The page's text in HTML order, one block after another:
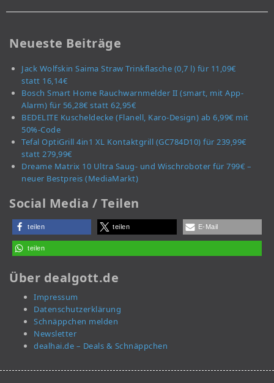
Neueste Beiträge
Jack Wolfskin Saima Straw Trinkflasche (0,7 l) für 11,09€
statt 16,14€
Bosch Smart Home Rauchwarnmelder II (smart, mit App-
Alarm) für 56,28€ statt 62,95€
BEDELITE Kuscheldecke (Flanell, Karo-Design) ab 6,99€ mit
50%-Code
Tefal OptiGrill 4in1 XL Kontaktgrill (GC784D10) für 239,99€
statt 279,99€
Dreame Matrix 10 Ultra Saug- und Wischroboter für 799€ –
neuer Bestpreis (MediaMarkt)
Social Media / Teilen
teilen teilen E-Mail
teilen
Über dealgott.de
Impressum
Datenschutzerklärung
Schnäppchen melden
Newsletter
dealhai.de – Deals & Schnäppchen